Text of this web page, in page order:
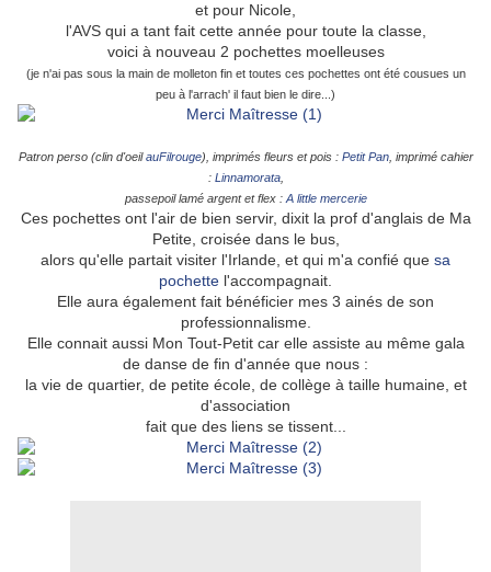
et pour Nicole,
l'AVS qui a tant fait cette année pour toute la classe,
voici à nouveau 2 pochettes moelleuses
(je n'ai pas sous la main de molleton fin et toutes ces pochettes ont été cousues un
peu à l'arrach' il faut bien le dire...)
Patron perso (clin d'oeilauFilrouge), imprimés fleurs et pois : Petit Pan, imprimé cahier
: Linnamorata,
passepoil lamé argent et flex : A little mercerie
Ces pochettes ont l'air de bien servir, dixit la prof d'anglais de Ma
Petite, croisée dans le bus,
alors qu'elle partait visiter l'Irlande, et qui m'a confié que sa
pochette l'accompagnait.
Elle aura également fait bénéficier mes 3 ainés de son
professionnalisme.
Elle connait aussi Mon Tout-Petit car elle assiste au même gala
de danse de fin d'année que nous :
la vie de quartier, de petite école, de collège à taille humaine, et
d'association
fait que des liens se tissent...